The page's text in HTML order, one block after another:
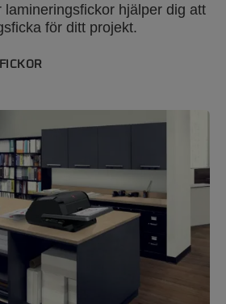
lamineringsfickor hjälper dig att
för ditt projekt.